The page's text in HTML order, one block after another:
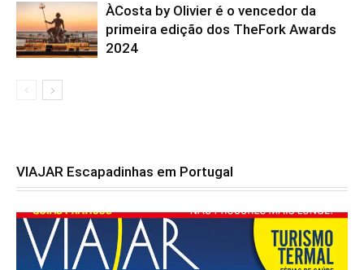
ÀCosta by Olivier é o vencedor da
primeira edição dos TheFork Awards
2024
VIAJAR Escapadinhas em Portugal